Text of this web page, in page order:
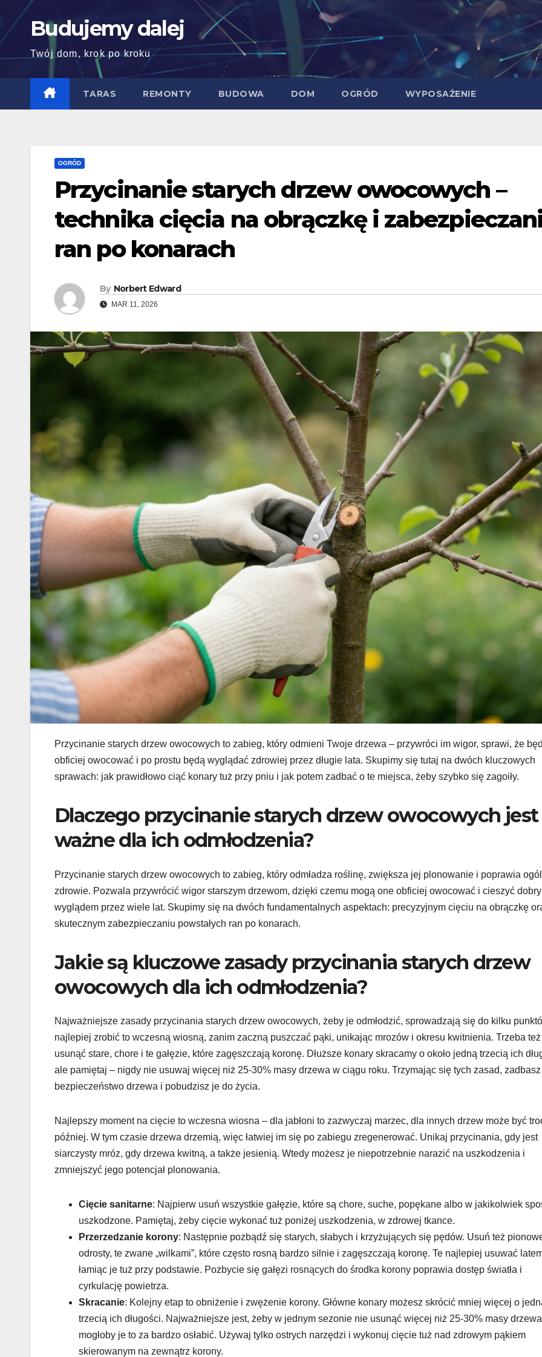
content
Budujemy dalej
Twój dom, krok po kroku
TARAS REMONTY BUDOWA DOM OGRÓD WYPOSAŻENIE
OGRÓD
Przycinanie starych drzew owocowych –
technika cięcia na obrączkę i
ran po konarach
By Norbert Edward
MAR 11, 2026
Przycinanie starych drzew owocowych to zabieg, który odmieni Twoje drzewa – przywróci im wigor, sprawi, że
obficiej owocować i po prostu będą wyglądać zdrowiej przez długie lata. Skupimy się tutaj na dwóch kluczowych
sprawach: jak prawidłowo ciąć konary tuż przy pniu i jak potem zadbać o te miejsca, żeby szybko się zagoiły.
Dlaczego przycinanie starych drzew owocowych jest
ważne dla ich odmłodzenia?
Przycinanie starych drzew owocowych to zabieg, który odmładza roślinę, zwiększa jej plonowanie i poprawia
zdrowie. Pozwala przywrócić wigor starszym drzewom, dzięki czemu mogą one obficiej owocować i cieszyć
wyglądem przez wiele lat. Skupimy się na dwóch fundamentalnych aspektach: precyzyjnym cięciu na obrączkę
skutecznym zabezpieczaniu powstałych ran po konarach.
Jakie są kluczowe zasady przycinania starych drzew
owocowych dla ich odmłodzenia?
Najważniejsze zasady przycinania starych drzew owocowych, żeby je odmłodzić, sprowadzają się do kilku
najlepiej zrobić to wczesną wiosną, zanim zaczną puszczać pąki, unikając mrozów i okresu kwitnienia. Trzeba też
usunąć stare, chore i te gałęzie, które zagęszczają koronę. Dłuższe konary skracamy o około jedną trzecią ich
ale pamiętaj – nigdy nie usuwaj więcej niż 25-30% masy drzewa w ciągu roku. Trzymając się tych zasad,
bezpieczeństwo drzewa i pobudzisz je do życia.
Najlepszy moment na cięcie to wczesna wiosna – dla jabłoni to zazwyczaj marzec, dla innych drzew może być
później. W tym czasie drzewa drzemią, więc łatwiej im się po zabiegu zregenerować. Unikaj przycinania, gdy jest
siarczysty mróz, gdy drzewa kwitną, a także jesienią. Wtedy możesz je niepotrzebnie narazić na uszkodzenia i
zmniejszyć jego potencjał plonowania.
Cięcie sanitarne: Najpierw usuń wszystkie gałęzie, które są chore, suche, popękane albo w jakikolwiek
uszkodzone. Pamiętaj, żeby cięcie wykonać tuż poniżej uszkodzenia, w zdrowej tkance.
Przerzedzanie korony: Następnie pozbądź się starych, słabych i krzyżujących się pędów. Usuń też
odrosty, te zwane „wilkami”, które często rosną bardzo silnie i zagęszczają koronę. Te najlepiej usuwać
łamiąc je tuż przy podstawie. Pozbycie się gałęzi rosnących do środka korony poprawia dostęp światła i
cyrkulację powietrza.
Skracanie: Kolejny etap to obniżenie i zwężenie korony. Główne konary możesz skrócić mniej więcej o
trzecią ich długości. Najważniejsze jest, żeby w jednym sezonie nie usunąć więcej niż 25-30% masy
mogłoby je to za bardzo osłabić. Używaj tylko ostrych narzędzi i wykonuj cięcie tuż nad zdrowym pąkiem
skierowanym na zewnątrz korony.